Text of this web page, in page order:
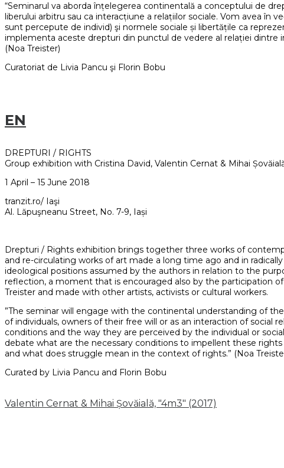
“Seminarul va aborda înțelegerea continentală a conceptului de
liberului arbitru sau ca interacțiune a relațiilor sociale. Vom avea în
sunt percepute de individ) şi normele sociale și libertățile ca
implementa aceste drepturi din punctul de vedere al relației dintre
(Noa Treister)
Curatoriat de Livia Pancu şi Florin Bobu
EN
DREPTURI / RIGHTS
Group exhibition with Cristina David, Valentin Cernat & Mihai
1 April – 15 June 2018
tranzit.ro/ Iaşi
Al. Lăpuşneanu Street, No. 7-9, Iași
Drepturi / Rights exhibition brings together three works of
and re-circulating works of art made a long time ago and in
ideological positions assumed by the authors in relation to the
reflection, a moment that is encouraged also by the participation
Treister and made with other artists, activists or cultural workers.
”The seminar will engage with the continental understanding of
of individuals, owners of their free will or as an interaction of social
conditions and the way they are perceived by the individual or
debate what are the necessary conditions to impellent these
and what does struggle mean in the context of rights.” (Noa
Curated by Livia Pancu and Florin Bobu
Valentin Cernat & Mihai Șovăială, "4m3" (2017)